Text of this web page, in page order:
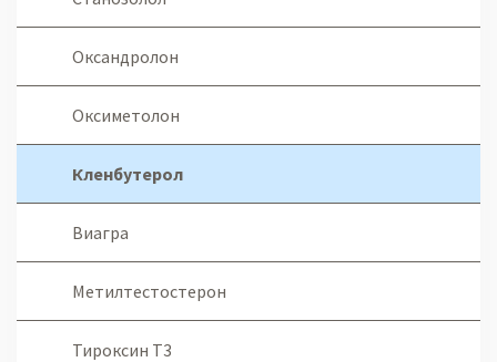
Оксандролон
Оксиметолон
Кленбутерол
Виагра
Метилтестостерон
Тироксин Т3